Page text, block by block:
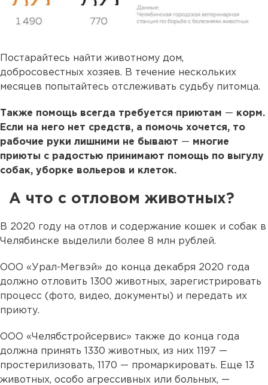
Постарайтесь найти животному дом,
добросовестных хозяев. В течение нескольких
месяцев попытайтесь отслеживать судьбу питомца.
Также помощь всегда требуется приютам — корм.
Если на него нет средств, а помочь хочется, то
рабочие руки лишними не бывают — многие
приюты с радостью принимают помощь по выгулу
собак, уборке вольеров и клеток.
А что с отловом животных?
В 2020 году на отлов и содержание кошек и собак в
Челябинске выделили более 8 млн рублей.
ООО «Урал-Мегвэй» до конца декабря 2020 года
должно отловить 1300 животных, зарегистрировать
процесс (фото, видео, документы) и передать их
приюту.
ООО «Челябстройсервис» также до конца года
должна принять 1330 животных, из них 1197 —
простерилизовать, 1170 — промаркировать. Еще 13
животных, особо агрессивных или больных, —